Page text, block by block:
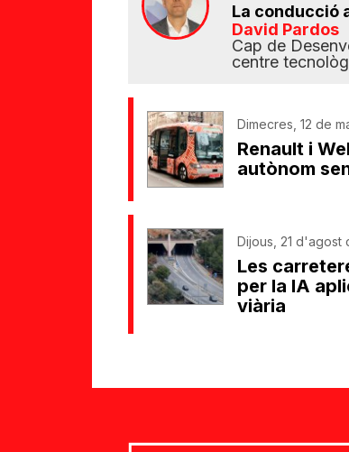
La conducció
David Pardos
Cap de
centre
Dimecres, 12 de
Renault i
autònom
Dijous, 21 d'agost
Les
per la IA
viària